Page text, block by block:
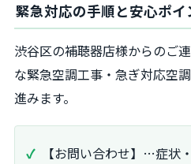
緊急対応の手順と安心ポイ
渋谷区の補聴器店様からのご
な緊急空調工事・急ぎ対応空
進みます。
【お問い合わせ】…症状